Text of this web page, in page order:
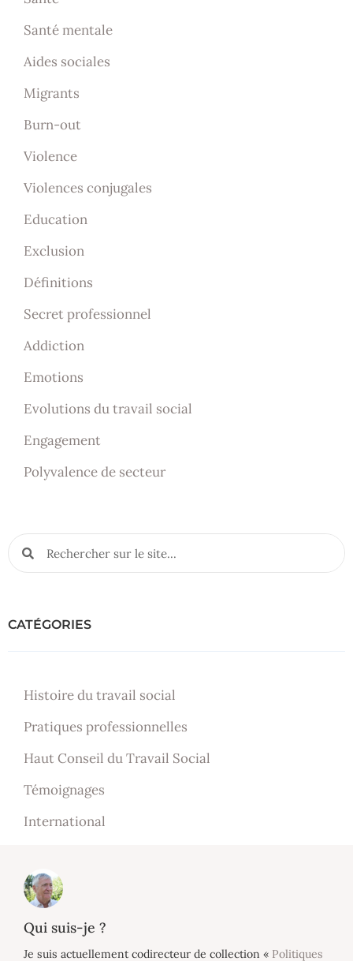
Santé mentale
Aides sociales
Migrants
Burn-out
Violence
Violences conjugales
Education
Exclusion
Définitions
Secret professionnel
Addiction
Emotions
Evolutions du travail social
Engagement
Polyvalence de secteur
CATÉGORIES
Histoire du travail social
Pratiques professionnelles
Haut Conseil du Travail Social
Témoignages
International
Qui suis-je ?
Je suis actuellement codirecteur de collection « Politiques